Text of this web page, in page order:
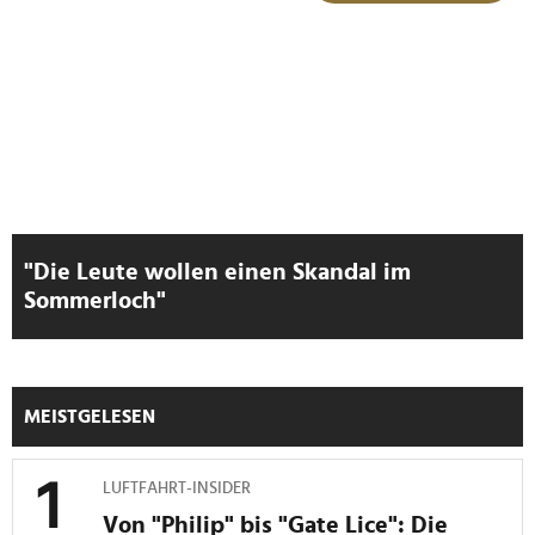
"Die Leute wollen einen Skandal im
Sommerloch"
MEISTGELESEN
LUFTFAHRT-INSIDER
Von "Philip" bis "Gate Lice": Die